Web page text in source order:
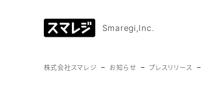
Smaregi,Inc.
株式会社スマレジ お知らせ プレスリリース